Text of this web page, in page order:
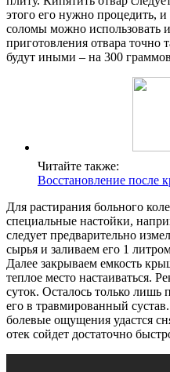
этого его нужно процедить,
соломы можно использовать
приготовления отвара точно
будут иными – на 300
Читайте также:
Восстановление после
Для растирания больного
специальные настойки,
следует предварительно
сырья и заливаем его 1
Далее закрываем емкость
теплое место настаиваться.
суток. Осталось только лишь
его в травмированный
болевые ощущения удастся
отек сойдет достаточно